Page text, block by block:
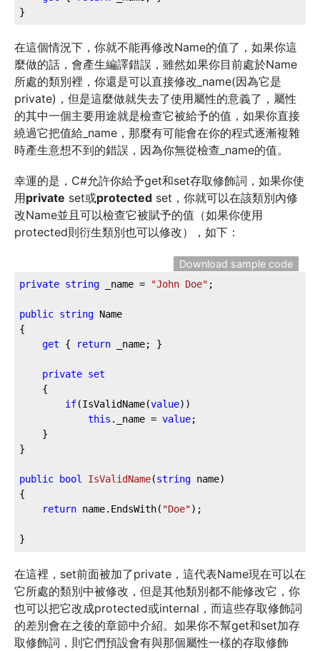
}
在這個情況下，你就不能再修改Name的值了，如果你這
麼做的話，會產生編譯錯誤，雖然如果你目前處於Name
所處的類別裡，你還是可以直接修改_name(因為它是
private)，但是這麼做就失去了使用屬性的意義了，屬性
的其中一個主要用途就是檢查它被給予的值，如果你直接
繞過它把值給_name，那麼有可能會在你的程式逐漸複雜
時產生意想不到的錯誤，因為你無從檢查_name的值。
幸運的是，C#允許你給予get和set存取修飾詞，如果你使
用private set或protected set，你就可以在該類別內修
改Name並且可以檢查它被賦予的值（如果你使用
protected則衍生類別也可以修改），如下：
Download sample code
private string _name = "John Doe" ;
public string Name
{
get { return _name; }
private set
if(IsValidName(value))
this ._name = value;
}
public bool IsValidName(string name)
{
return name.EndsWith( "Doe");
}
在這裡，set前面被加了private，這代表Name現在可以在
它所處的類別中被修改，但是其他類別都不能修改它，你
也可以把它改成protected或internal，而這些存取修飾詞
的差別會在之後的章節中介紹。如果你不幫get和set加存
取修飾詞，則它們預設會有與那個屬性一樣的存取修飾